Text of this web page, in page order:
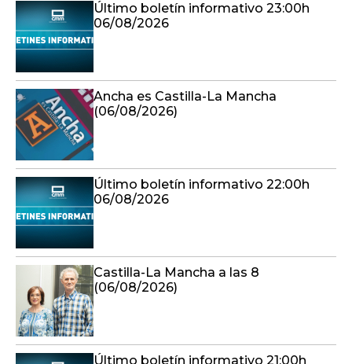
Último boletín informativo 23:00h
06/08/2026
Ancha es Castilla-La Mancha
(06/08/2026)
Último boletín informativo 22:00h
06/08/2026
Castilla-La Mancha a las 8
(06/08/2026)
Último boletín informativo 21:00h